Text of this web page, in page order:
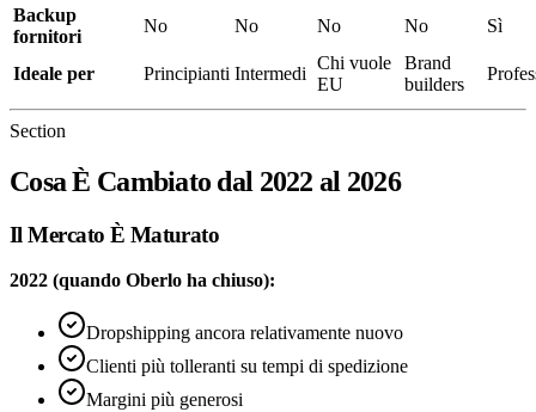
Backup
fornitori
No No No No Sì
Ideale per Principianti Intermedi
Chi vuole
EU
Brand
builders
Section
Cosa È Cambiato dal 2022 al 2026
Il Mercato È Maturato
2022 (quando Oberlo ha chiuso):
Dropshipping ancora relativamente nuovo
Clienti più tolleranti su tempi di spedizione
Margini più generosi